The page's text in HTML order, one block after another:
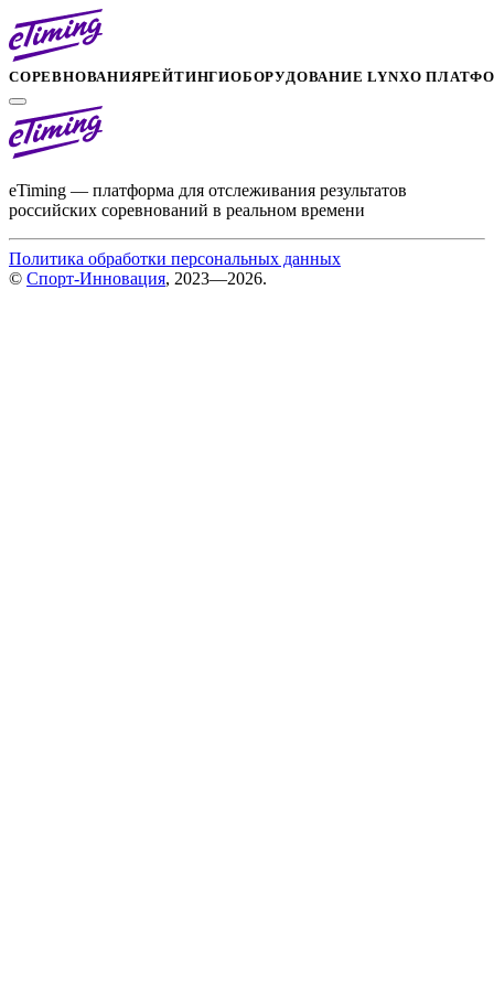
СОРЕВНОВАНИЯРЕЙТИНГИОБОРУДОВАНИЕ LYNXО
eTiming — платформа для отслеживания результатов
российских соревнований в реальном времени
Политика обработки персональных данных
© Спорт-Инновация, 2023—2026.